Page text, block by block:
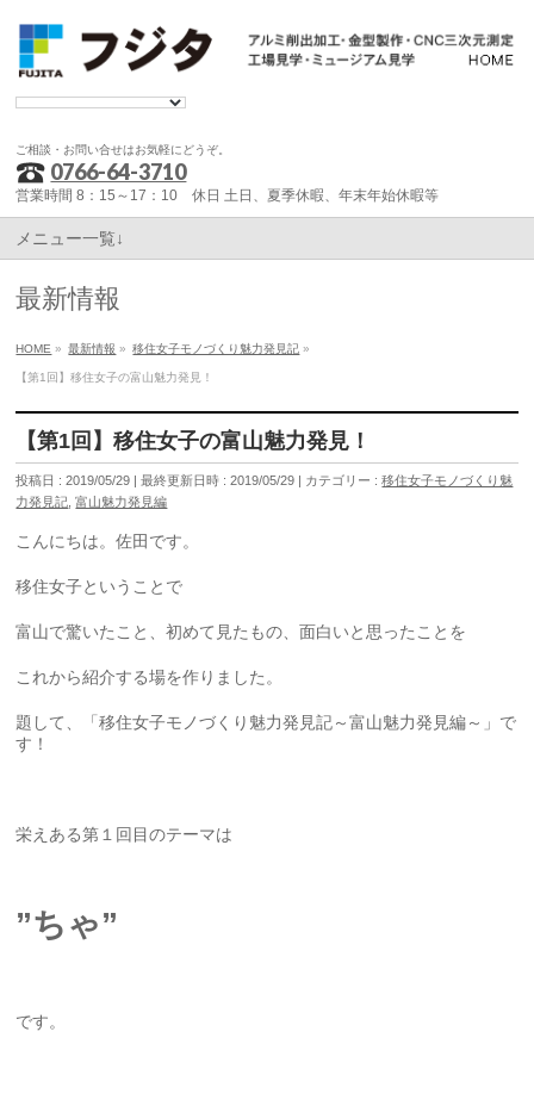
ご相談・お問い合せはお気軽にどうぞ。
0766-64-3710
営業時間 8：15～17：10 休日 土日、夏季休暇、年末年始休暇等
メニュー一覧↓
最新情報
HOME » 最新情報 » 移住女子モノづくり魅力発見記 »
【第1回】移住女子の富山魅力発見！
【第1回】移住女子の富山魅力発見！
投稿日 : 2019/05/29 最終更新日時 : 2019/05/29 カテゴリー :移住女子モノづくり魅
力発見記 ,富山魅力発見編
こんにちは。佐田です。
移住女子ということで
富山で驚いたこと、初めて見たもの、面白いと思ったことを
これから紹介する場を作りました。
題して、「移住女子モノづくり魅力発見記～富山魅力発見編～」で
す！
栄えある第１回目のテーマは
”ちゃ”
です。